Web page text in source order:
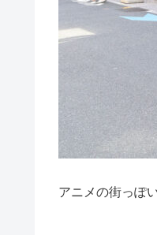
アニメの街っぽ